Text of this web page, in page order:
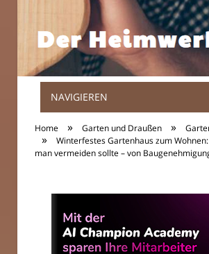
Der
NAVIGIEREN
Home » Garten und Draußen »
»
Winterfestes Gartenhaus zum
man vermeiden sollte – von